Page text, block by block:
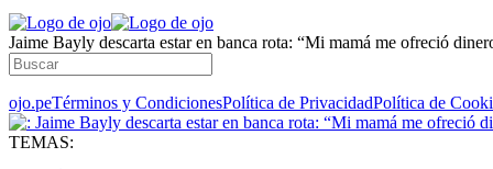
Jaime Bayly descarta estar en banca rota: “Mi mamá me ofreció
ojo.peTérminos y CondicionesPolítica de PrivacidadPolítica de
TEMAS: